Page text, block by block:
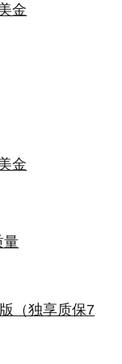
金
金
量
（独享质保7